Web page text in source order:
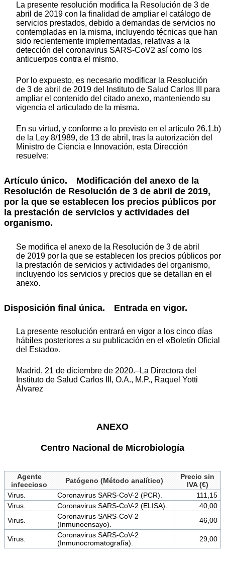
La presente resolución modifica la Resolución de 3 de
abril de 2019 con la finalidad de ampliar el catálogo de
servicios prestados, debido a demandas de servicios no
contempladas en la misma, incluyendo técnicas que han
sido recientemente implementadas, relativas a la
detección del coronavirus SARS-CoV2 así como los
anticuerpos contra el mismo.
Por lo expuesto, es necesario modificar la Resolución
de 3 de abril de 2019 del Instituto de Salud Carlos III para
ampliar el contenido del citado anexo, manteniendo su
vigencia el articulado de la misma.
En su virtud, y conforme a lo previsto en el artículo 26.1.b)
de la Ley 8/1989, de 13 de abril, tras la autorización del
Ministro de Ciencia e Innovación, esta Dirección
resuelve:
Artículo único. Modificación del anexo de la
Resolución de Resolución de 3 de abril de 2019,
por la que se establecen los precios públicos por
la prestación de servicios y actividades del
organismo.
Se modifica el anexo de la Resolución de 3 de abril
de 2019 por la que se establecen los precios públicos por
la prestación de servicios y actividades del organismo,
incluyendo los servicios y precios que se detallan en el
anexo.
Disposición final única. Entrada en vigor.
La presente resolución entrará en vigor a los cinco días
hábiles posteriores a su publicación en el «Boletín Oficial
del Estado».
Madrid, 21 de diciembre de 2020.–La Directora del
Instituto de Salud Carlos III, O.A., M.P., Raquel Yotti
Álvarez
ANEXO
Centro Nacional de Microbiología
Agente
infeccioso
Patógeno (Método analítico)
Precio sin
IVA (€)
Virus.
Coronavirus SARS-CoV-2 (PCR).
111,15
Virus.
Coronavirus SARS-CoV-2 (ELISA).
40,00
Virus.
Coronavirus SARS-CoV-2
(Inmunoensayo).
46,00
Virus.
Coronavirus SARS-CoV-2
(Inmunocromatografía).
29,00